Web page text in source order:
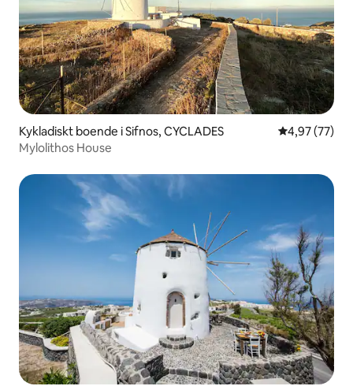
Kykladiskt boende i Sifnos, CYCLADES 4,97 av 5 i
4,97 (77)
Mylolithos House